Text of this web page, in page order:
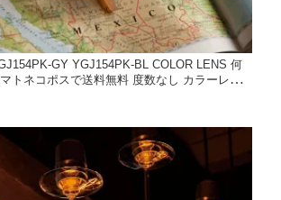
GY YGJ154PK-BL COLOR LENS 何
トネコポスで送料無料 度数なし カラーレン
わいい おしゃれ 伊達メガネ ヴィンテージフレ
グラス UVカットレンズ 紫外線対策 Glas
ン